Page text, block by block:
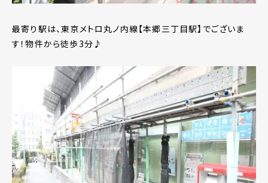
最寄り駅は、東京メトロ丸ノ内線【本郷三丁目駅】でございま
す！物件から徒歩3分♪